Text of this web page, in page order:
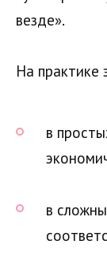
везде».
На практике
в
в